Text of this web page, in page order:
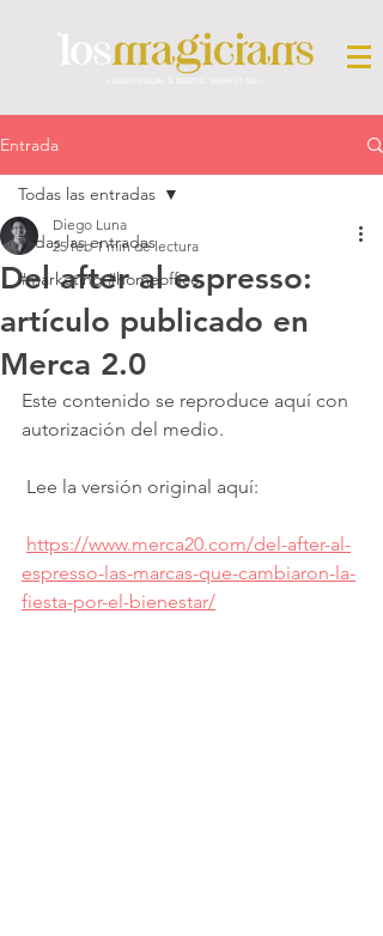
Entrada
Todas las entradas
#marketing #homeoffice
Todas las entradas
Del after al espresso:
artículo publicado en
Merca 2.0
Diego Luna
25 feb 1 min de lectura
Este contenido se reproduce aquí con
autorización del medio.
Lee la versión original aquí:
https://www.merca20.com/del-after-al-
espresso-las-marcas-que-cambiaron-la-
fiesta-por-el-bienestar/